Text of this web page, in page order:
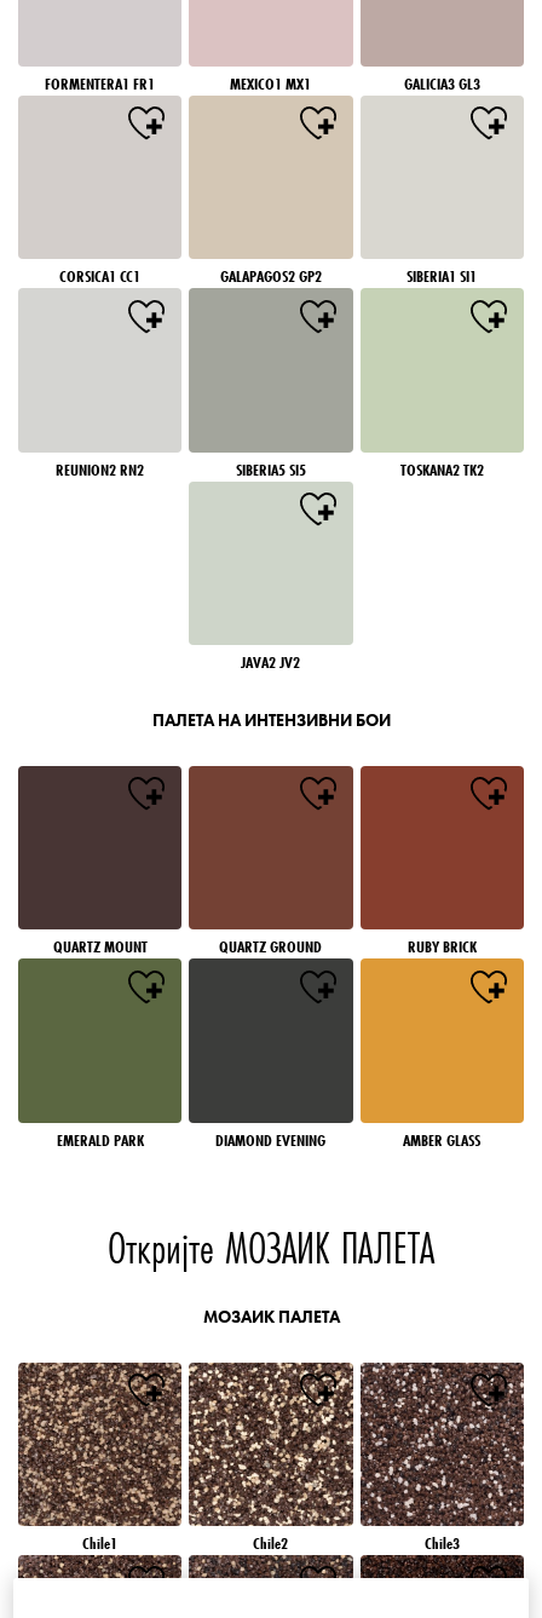
FORMENTERA1 FR1 MEXICO1 MX1 GALICIA3 GL3
CORSICA1 CC1 GALAPAGOS2 GP2 SIBERIA1 SI1
REUNION2 RN2 SIBERIA5 SI5 TOSKANA2 TK2
JAVA2 JV2
ПАЛЕТА НА ИНТЕНЗИВНИ БОИ
QUARTZ MOUNT QUARTZ GROUND RUBY BRICK
EMERALD PARK DIAMOND EVENING AMBER GLASS
Откријте МОЗАИК ПАЛЕТА
МОЗАИК ПАЛЕТА
Chile1 Chile2 Chile3